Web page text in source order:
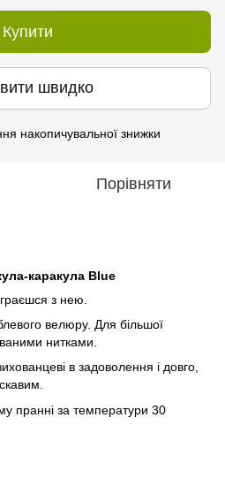
Купити
швидко
накопичувальної знижки
Порівняти
каракула Blue
з нею.
велюру. Для більшої
нитками.
в задоволення і довго,
пранні за температури 30